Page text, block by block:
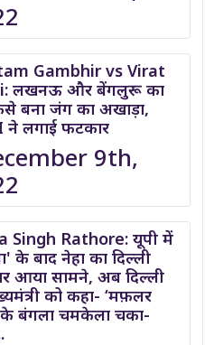
Gambhir vs Virat
लखनऊ और बेंगलुरू का
बना जंग का अखाड़ा,
ने लगाई फटकार
9th,
Singh Rathore: यूपी में
के बाद नेहा का दिल्ली
आया सामने, अब दिल्ली
को कहा- ‘मफ़लर
के बंगला चमकेला चका-